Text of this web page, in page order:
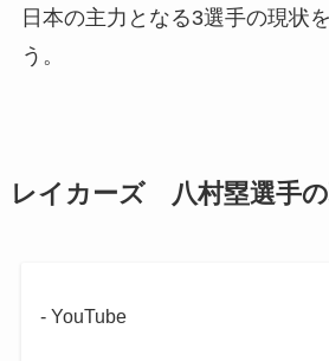
日本の主力となる3選手の現状
う。
レイカーズ 八村塁選手
- YouTube